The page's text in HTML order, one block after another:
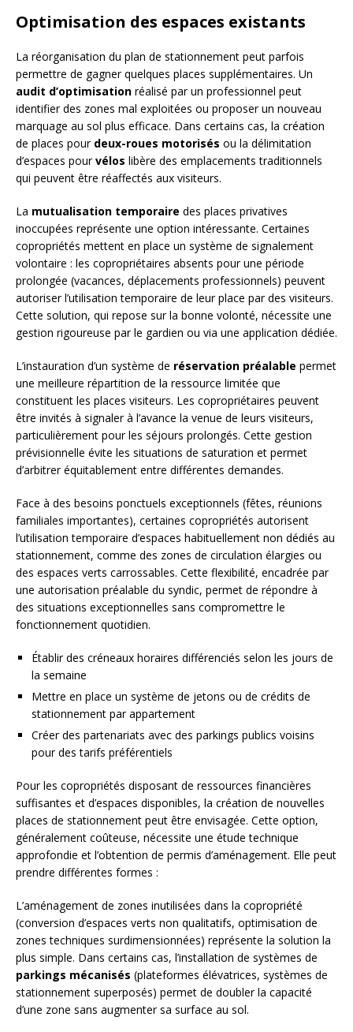
Optimisation des espaces existants
La réorganisation du plan de stationnement peut parfois
permettre de gagner quelques places supplémentaires. Un
audit d’optimisation réalisé par un professionnel peut
identifier des zones mal exploitées ou proposer un nouveau
marquage au sol plus efficace. Dans certains cas, la création
de places pour deux-roues motorisés ou la délimitation
d’espaces pourvélos libère des emplacements traditionnels
qui peuvent être réaffectés aux visiteurs.
La mutualisation temporaire des places privatives
inoccupées représente une option intéressante. Certaines
copropriétés mettent en place un système de signalement
volontaire : les copropriétaires absents pour une période
prolongée (vacances, déplacements professionnels) peuvent
autoriser l’utilisation temporaire de leur place par des visiteurs.
Cette solution, qui repose sur la bonne volonté, nécessite une
gestion rigoureuse par le gardien ou via une application dédiée.
L’instauration d’un système de réservation préalable permet
une meilleure répartition de la ressource limitée que
constituent les places visiteurs. Les copropriétaires peuvent
être invités à signaler à l’avance la venue de leurs visiteurs,
particulièrement pour les séjours prolongés. Cette gestion
prévisionnelle évite les situations de saturation et permet
d’arbitrer équitablement entre différentes demandes.
Face à des besoins ponctuels exceptionnels (fêtes, réunions
familiales importantes), certaines copropriétés autorisent
l’utilisation temporaire d’espaces habituellement non dédiés au
stationnement, comme des zones de circulation élargies ou
des espaces verts carrossables. Cette flexibilité, encadrée par
une autorisation préalable du syndic, permet de répondre à
des situations exceptionnelles sans compromettre le
fonctionnement quotidien.
Établir des créneaux horaires différenciés selon les jours de
la semaine
Mettre en place un système de jetons ou de crédits de
stationnement par appartement
Créer des partenariats avec des parkings publics voisins
pour des tarifs préférentiels
Pour les copropriétés disposant de ressources financières
suffisantes et d’espaces disponibles, la création de nouvelles
places de stationnement peut être envisagée. Cette option,
généralement coûteuse, nécessite une étude technique
approfondie et l’obtention de permis d’aménagement. Elle peut
prendre différentes formes :
L’aménagement de zones inutilisées dans la copropriété
(conversion d’espaces verts non qualitatifs, optimisation de
zones techniques surdimensionnées) représente la solution la
plus simple. Dans certains cas, l’installation de systèmes de
parkings mécanisés (plateformes élévatrices, systèmes de
stationnement superposés) permet de doubler la capacité
d’une zone sans augmenter sa surface au sol.